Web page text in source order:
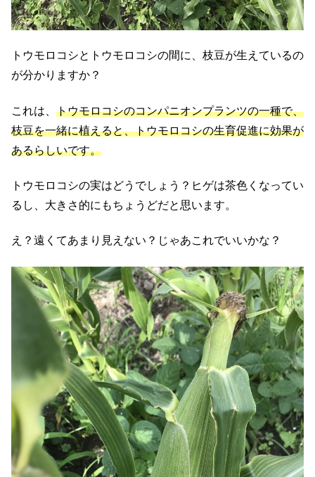
トウモロコシとトウモロコシの間に、枝豆が生えているの
が分かりますか？
これは、 トウモロコシのコンパニオンプランツの一種で、
枝豆を一緒に植えると、トウモロコシの生育促進に効果が
あるらしいです。
トウモロコシの実はどうでしょう？ヒゲは茶色くなってい
るし、大きさ的にもちょうどだと思います。
え？遠くてあまり見えない？じゃあこれでいいかな？